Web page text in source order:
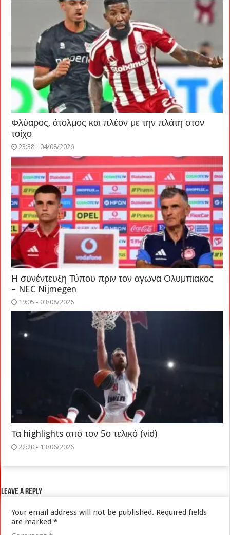
Φλύαρος, άτολμος και πλέον με την πλάτη στον
τοίχο
23:38 - 04/08/2026
Η συνέντευξη Τύπου πριν τον αγωνα Ολυμπιακος
– NEC Nijmegen
19:05 - 03/08/2026
Τα highlights από τον 5ο τελικό (vid)
22:20 - 13/06/2026
Leave a Reply
Your email address will not be published. Required fields
are marked*